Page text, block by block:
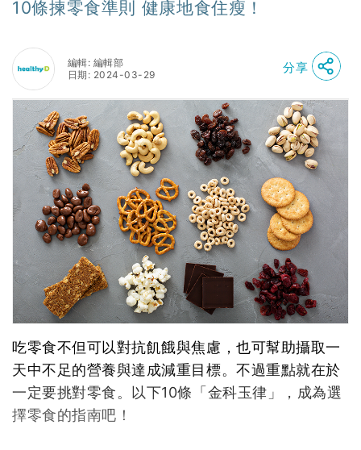
10條揀零食準則 健康地食住瘦！
編輯: 編輯部
日期: 2024-03-29
分享
吃零食不但可以對抗飢餓與焦慮，也可幫助攝取一
天中不足的營養與達成減重目標。不過重點就在於
一定要挑對零食。以下10條「金科玉律」，成為選
擇零食的指南吧！